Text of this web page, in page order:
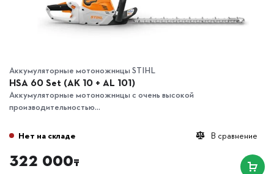
Аккумуляторные мотоножницы STIHL
HSA 60 Set (AK 10 + AL 101)
Аккумуляторные мотоножницы с очень высокой
производительностью...
В сравнение
Нет на складе
322 000₸